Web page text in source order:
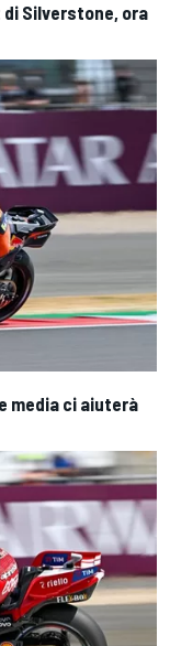
di Silverstone, ora
media ci aiuterà